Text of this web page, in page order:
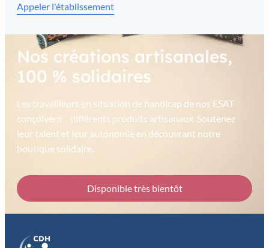
Appeler l'établissement
Nos créations artisanales,
100 % solidaires
Les travailleurs en situation de handicap de nos ESAT
conçoivent différents produits artisanaux. Soutenez
leur talent et leur autonomie en découvrant notre
boutique solidaire.
Disponible très bientôt